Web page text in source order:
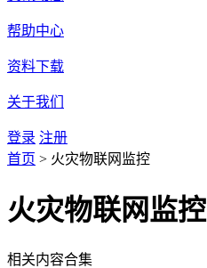
帮助中心
资料下载
关于我们
登录 注册
首页 > 火灾物联网监控
火灾物联网监控
相关内容合集